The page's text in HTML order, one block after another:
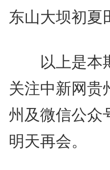
东山大坝初夏
以上是本期
关注中新网贵
州及微信公众
明天再会。